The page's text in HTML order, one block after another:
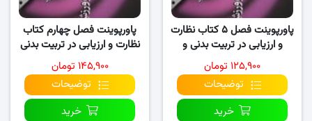
پاورپوینت فصل ۵ کتاب نظارت
و ارزیابی در تربیت بدنی و
ورزش
۱۲۵,۹۰۰ تومان
توضیحات
خرید
پاورپوینت فصل چهارم کتاب
نظارت و ارزیابی در تربیت بدنی
و ورزش
۱۴۵,۹۰۰ تومان
توضیحات
خرید